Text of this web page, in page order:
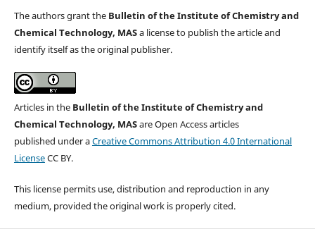
The authors grant the Bulletin of the Institute of Chemistry and
Chemical Technology, MASa license to publish the article and
identify itself as the original publisher.
Articles in the Bulletin of the Institute of Chemistry and
Chemical Technology, MASare Open Access articles
published under aCreative Commons Attribution 4.0 International
LicenseCC BY.
This license permits use, distribution and reproduction in any
medium, provided the original work is properly cited.